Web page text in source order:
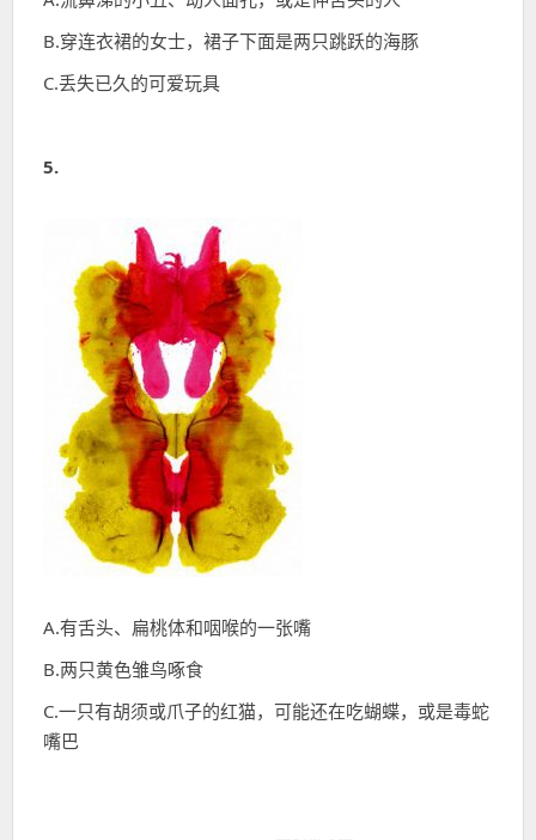
B.穿连衣裙的女士，裙子下面是两只跳跃的海豚
C.丢失已久的可爱玩具
5.
A.有舌头、扁桃体和咽喉的一张嘴
B.两只黄色雏鸟啄食
C.一只有胡须或爪子的红猫，可能还在吃蝴蝶，或是毒蛇
嘴巴